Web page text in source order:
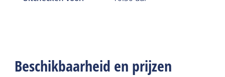
Beschikbaarheid en prijzen